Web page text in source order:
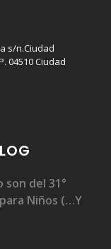
s/n.Ciudad
04510 Ciudad
son del 31°
Niños (…Y